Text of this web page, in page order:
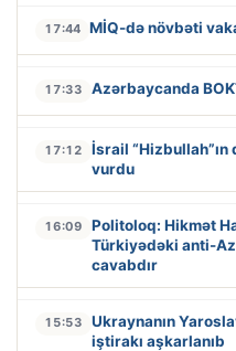
17:44 MİQ-də növbəti
17:33 Azərbaycanda
17:12
İsrail “Hizbullah”ın
vurdu
16:09
Politoloq: Hikmət
Türkiyədəki anti-
cavabdır
15:53
Ukraynanın
iştirakı aşkarlanıb